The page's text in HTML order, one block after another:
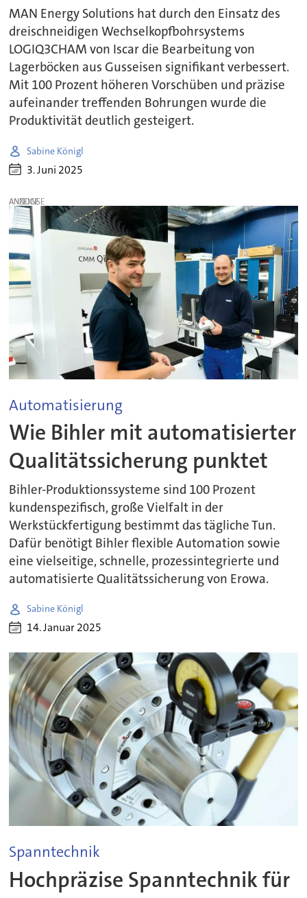
MAN Energy Solutions hat durch den Einsatz des
dreischneidigen Wechselkopfbohrsystems
LOGIQ3CHAM von Iscar die Bearbeitung von
Lagerböcken aus Gusseisen signifikant verbessert.
Mit 100 Prozent höheren Vorschüben und präzise
aufeinander treffenden Bohrungen wurde die
Produktivität deutlich gesteigert.
Sabine Königl
3. Juni 2025
ANZEIGE
Automatisierung
Wie Bihler mit automatisierter
Qualitätssicherung punktet
Bihler-Produktionssysteme sind 100 Prozent
kundenspezifisch, große Vielfalt in der
Werkstückfertigung bestimmt das tägliche Tun.
Dafür benötigt Bihler flexible Automation sowie
eine vielseitige, schnelle, prozessintegrierte und
automatisierte Qualitätssicherung von Erowa.
Sabine Königl
14. Januar 2025
Spanntechnik
Hochpräzise Spanntechnik für